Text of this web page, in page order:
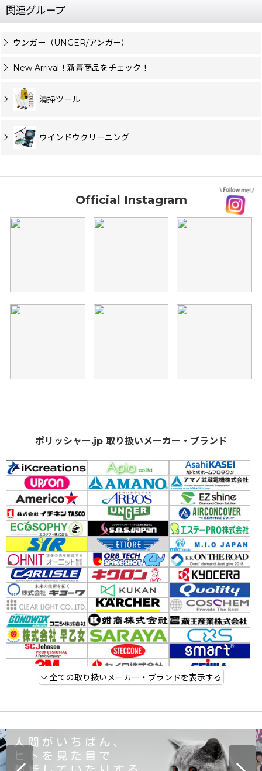
関連グループ
ウンガー（UNGER/アンガー）
New Arrival！新着商品をチェック！
清掃ツール
ウインドウクリーニング
Official Instagram
ポリッシャー.jp 取り扱いメーカー・ブランド
全ての取り扱いメーカー・ブランドを表示する